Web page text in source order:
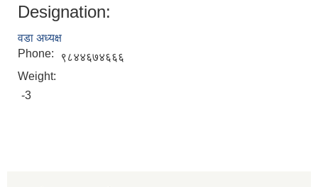
Designation:
वडा अध्यक्ष
Phone:
९८४४६७४६६६
Weight:
-3